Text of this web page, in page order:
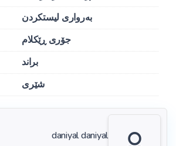
بەرواری لیستکردن
جۆری ڕێکلام
براند
شێری
daniyal daniyal